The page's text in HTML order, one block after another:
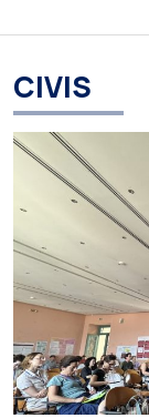
CIVIS